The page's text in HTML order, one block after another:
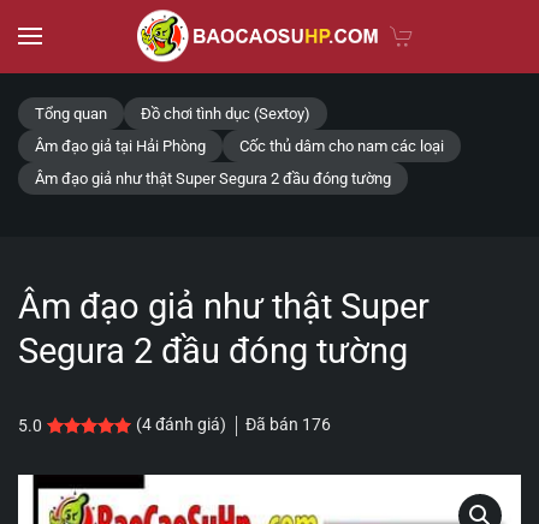
Skip to main content
Tổng quan
Đồ chơi tình dục (Sextoy)
Âm đạo giả tại Hải Phòng
Cốc thủ dâm cho nam các loại
Âm đạo giả như thật Super Segura 2 đầu đóng tường
Âm đạo giả như thật Super
Segura 2 đầu đóng tường
5.0 5.0 trên 5 dựa trên
4 đánh giá
(4đánh giá) Đã bán 176